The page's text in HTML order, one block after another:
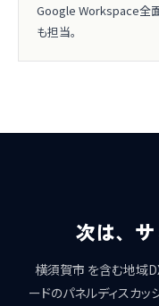
Google Workspace全
も担当。
次は、サ
横須賀市 を含む地域
ードのパネルディスカッ